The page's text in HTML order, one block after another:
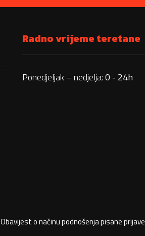
Radno vrijeme teretane
Ponedjeljak – nedjelja:0 - 24h
Obavijest o načinu podnošenja pisane prijave